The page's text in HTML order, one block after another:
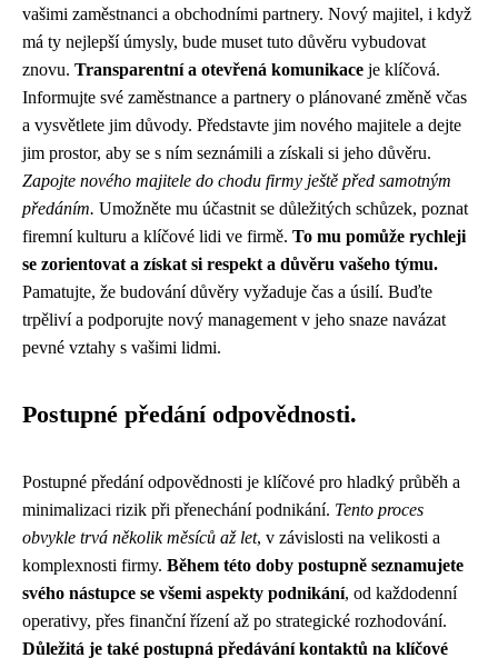
vašimi zaměstnanci a obchodními partnery. Nový majitel, i když
má ty nejlepší úmysly, bude muset tuto důvěru vybudovat
znovu. Transparentní a otevřená komunikace je klíčová.
Informujte své zaměstnance a partnery o plánované změně včas
a vysvětlete jim důvody. Představte jim nového majitele a dejte
jim prostor, aby se s ním seznámili a získali si jeho důvěru.
Zapojte nového majitele do chodu firmy ještě před samotným
předáním. Umožněte mu účastnit se důležitých schůzek, poznat
firemní kulturu a klíčové lidi ve firmě. To mu pomůže rychleji
se zorientovat a získat si respekt a důvěru vašeho týmu.
Pamatujte, že budování důvěry vyžaduje čas a úsilí. Buďte
trpěliví a podporujte nový management v jeho snaze navázat
pevné vztahy s vašimi lidmi.
Postupné předání odpovědnosti.
Postupné předání odpovědnosti je klíčové pro hladký průběh a
minimalizaci rizik při přenechání podnikání. Tento proces
obvykle trvá několik měsíců až let, v závislosti na velikosti a
komplexnosti firmy. Během této doby postupně seznamujete
svého nástupce se všemi aspekty podnikání, od každodenní
operativy, přes finanční řízení až po strategické rozhodování.
Důležitá je také postupná předávání kontaktů na klíčové